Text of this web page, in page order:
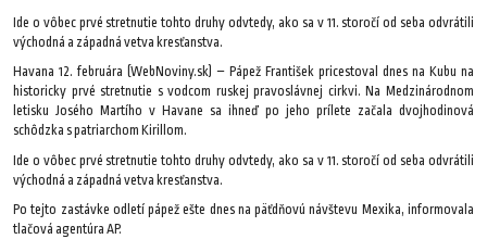
Ide o vôbec prvé stretnutie tohto druhy odvtedy, ako sa v 11. storočí od seba odvrátili
východná a západná vetva kresťanstva.
Havana 12. februára (WebNoviny.sk) – Pápež František pricestoval dnes na Kubu na
historicky prvé stretnutie s vodcom ruskej pravoslávnej cirkvi. Na Medzinárodnom
letisku Josého Martího v Havane sa ihneď po jeho prílete začala dvojhodinová
schôdzka s patriarchom Kirillom.
Ide o vôbec prvé stretnutie tohto druhy odvtedy, ako sa v 11. storočí od seba odvrátili
východná a západná vetva kresťanstva.
Po tejto zastávke odletí pápež ešte dnes na päťdňovú návštevu Mexika, informovala
tlačová agentúra AP.